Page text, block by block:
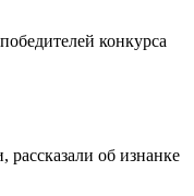
конкурса
рассказали об изнанке